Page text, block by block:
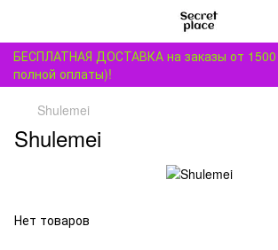
БЕСПЛАТНАЯ ДОСТАВКА на заказы от 1500
полной оплаты)!
Shulemei
Shulemei
Нет товаров